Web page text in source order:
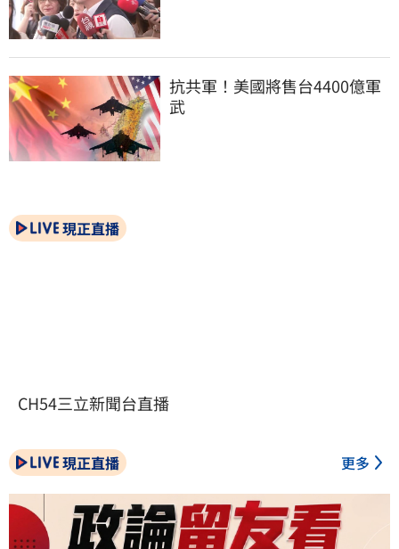
抗共軍！美國將售台4400億軍
武
現正直播
CH54三立新聞台直播
現正直播 更多